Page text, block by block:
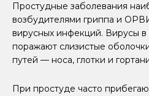
Простудные заболевания
возбудителями гриппа и
вирусных инфекций. Вирусы
поражают слизистые
путей — носа, глотки и
При простуде часто